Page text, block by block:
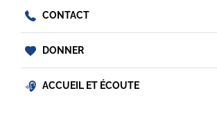
CONTACT
DONNER
ACCUEIL ET ÉCOUTE